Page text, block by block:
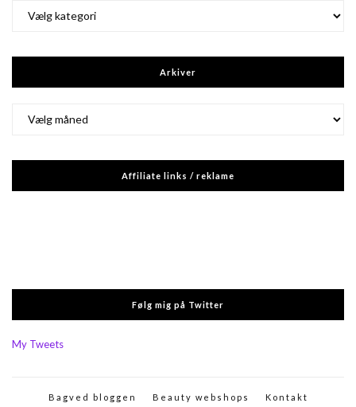
Arkiver
Affiliate links / reklame
Følg mig på Twitter
My Tweets
Bagved bloggen Beauty webshops Kontakt